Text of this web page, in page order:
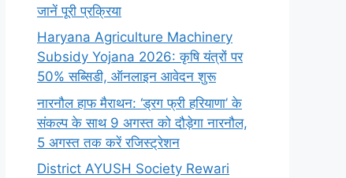
जानें पूरी प्रक्रिया
Haryana Agriculture Machinery
Subsidy Yojana 2026: कृषि यंत्रों पर
50% सब्सिडी, ऑनलाइन आवेदन शुरू
नारनौल हाफ मैराथन: ‘ड्रग फ्री हरियाणा’ के
संकल्प के साथ 9 अगस्त को दौड़ेगा नारनौल,
5 अगस्त तक करें रजिस्ट्रेशन
District AYUSH Society Rewari